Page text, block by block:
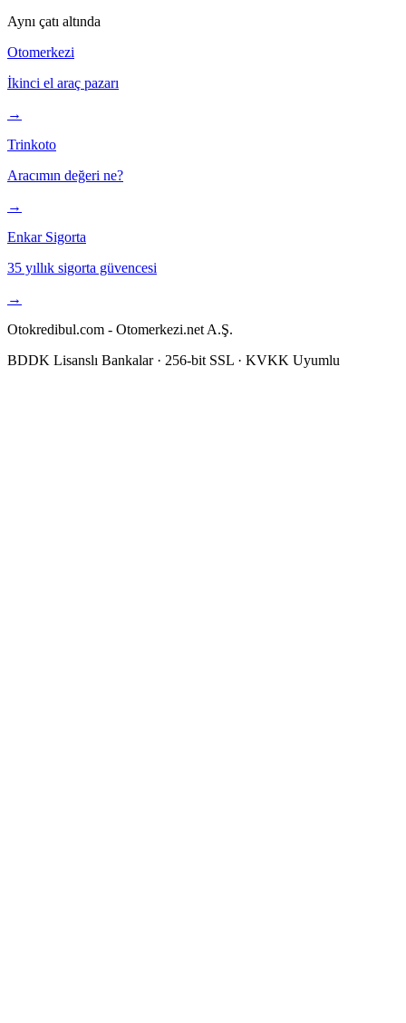
Aynı çatı altında
Otomerkezi
İkinci el araç pazarı
→
Trinkoto
Aracımın değeri ne?
→
Enkar Sigorta
35 yıllık sigorta güvencesi
→
Otokredibul.com - Otomerkezi.net A.Ş.
BDDK Lisanslı Bankalar · 256-bit SSL · KVKK Uyumlu